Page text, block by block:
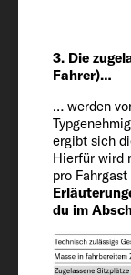
3. Die
Fahrer)…
… werden
ergibt sich
Hierfür wird
pro
du im
Innenhöhe
210
Fahrer)
4 + 1
Chassis /
Fiat